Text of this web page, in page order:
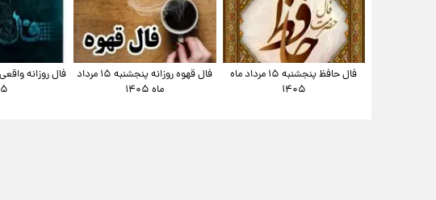
فال حافظ پنجشنبه ۱۵ مرداد ماه
۱۴۰۵
فال قهوه روزانه پنجشنبه ۱۵ مرداد
ماه ۱۴۰۵